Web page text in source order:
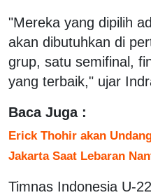
"Mereka yang dipilih
akan dibutuhkan di
grup, satu semifinal,
yang terbaik," ujar
Baca Juga :
Erick Thohir akan
Jakarta Saat Lebaran
Timnas Indonesia U-